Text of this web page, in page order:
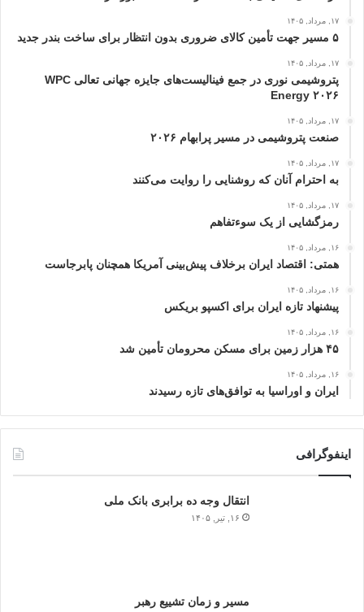
۱۷, مرداد, ۱۴۰۵
۵ مسیر جهت تأمین کالای ضروری بدون انتظار برای ساخت بندر جدید
۱۷, مرداد, ۱۴۰۵
پتروشیمی نوری در جمع فینالیست‌های جایزه جهانی تعالی WPC
Energy ۲۰۲۶
۱۷, مرداد, ۱۴۰۵
صنعت پتروشیمی در مسیر پرابهام ۲۰۲۶
۱۷, مرداد, ۱۴۰۵
به احترام آنان که روشنایی را روایت می‌کنند
۱۷, مرداد, ۱۴۰۵
رمزگشایی از یک سوءتفاهم
۱۶, مرداد, ۱۴۰۵
همتی: اقتصاد ایران برخلاف پیش‌بینی آمریکا همچنان پابرجاست
۱۶, مرداد, ۱۴۰۵
پیشنهاد تازه ایران برای اکسپو بریکس
۱۶, مرداد, ۱۴۰۵
۴۵ هزار زمین برای مسکن محرومان تأمین شد
۱۶, مرداد, ۱۴۰۵
ایران و اوراسیا به توافق‌های تازه رسیدند
اینفوگرافی
انتقال وجه ده برابری بانک ملی
۱۶, تیر, ۱۴۰۵
مسیر و زمان تشییع رهبر